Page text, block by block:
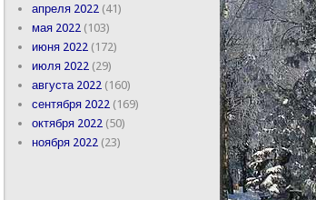
апреля 2022 (41)
мая 2022 (103)
июня 2022 (172)
июля 2022 (29)
августа 2022 (160)
сентября 2022 (169)
октября 2022 (50)
ноября 2022 (23)